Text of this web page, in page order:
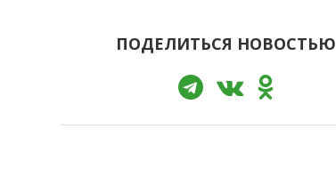
ПОДЕЛИТЬСЯ НОВОСТЬЮ